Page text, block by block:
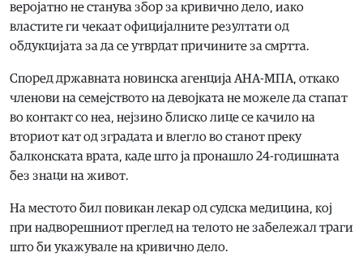
веројатно не станува збор за кривично дело, иако
властите ги чекаат официјалните резултати од
обдукцијата за да се утврдат причините за смртта.
Според државната новинска агенција АНА-МПА, откако
членови на семејството на девојката не можеле да стапат
во контакт со неа, нејзино блиско лице се качило на
вториот кат од зградата и влегло во станот преку
балконската врата, каде што ја пронашло 24-годишната
без знаци на живот.
На местото бил повикан лекар од судска медицина, кој
при надворешниот преглед на телото не забележал траги
што би укажувале на кривично дело.